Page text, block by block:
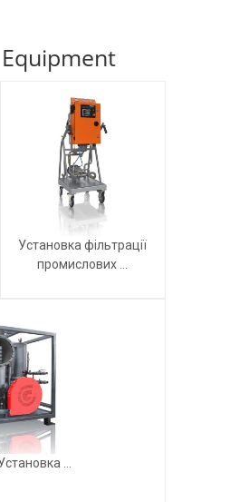
Установка фільтрації
промислових ...
...